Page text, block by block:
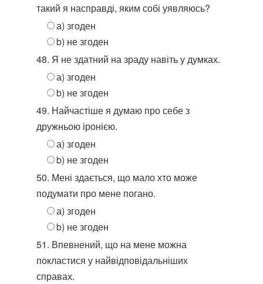
такий я насправді, яким собі уявляюсь?
а) згоден
b) не згоден
48. Я не здатний на зраду навіть у думках.
а) згоден
b) не згоден
49. Найчастіше я думаю про себе з
дружньою іронією.
а) згоден
b) не згоден
50. Мені здається, що мало хто може
подумати про мене погано.
а) згоден
b) не згоден
51. Впевнений, що на мене можна
покластися у найвідповідальніших
справах.